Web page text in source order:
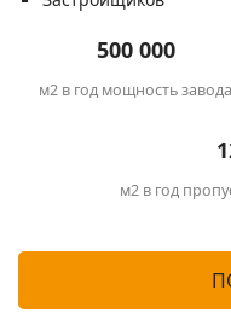
500 000
м2 в год мощностьзавода
м2 в год